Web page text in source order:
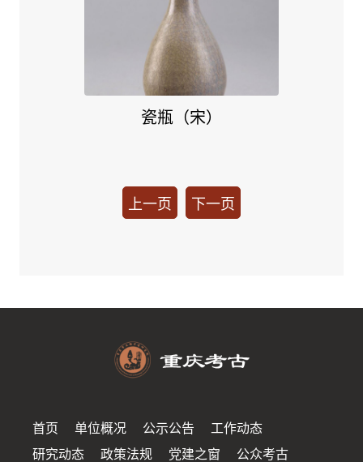
瓷瓶（宋）
上一页 下一页
首页 单位概况 公示公告
工作动态
研究动态
政策法规 党建之窗 公众考古